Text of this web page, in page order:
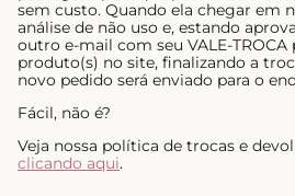
sem custo. Quando ela chegar em
análise de não uso e, estando
outro e-mail com seu VALE-
produto(s) no site, finalizando a
novo pedido será enviado para o
Fácil, não é?
Veja nossa política de trocas e
clicando aqui.